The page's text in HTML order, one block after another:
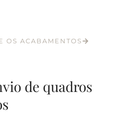
OS ACABAMENTOS
de quadros